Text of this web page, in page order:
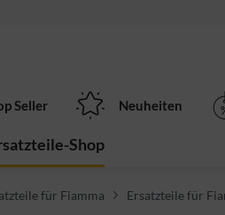
Seller Neuheiten
Shop
für Fiamma Ersatzteile für